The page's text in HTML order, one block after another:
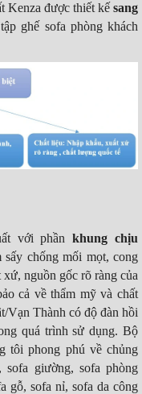
Kenza được thiết kế sang
ghế sofa phòng khách
với phầnkhung chịu
chống mối mọt, cong
xứ, nguồn gốc rõ ràng của
cả về thẩm mỹ và chất
Vạn Thành có độ đàn hồi
quá trình sử dụng. Bộ
tôi phong phú về chủng
sofa giường, sofa phòng
gỗ, sofa nỉ, sofa da công